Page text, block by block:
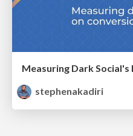
stephenakadiri